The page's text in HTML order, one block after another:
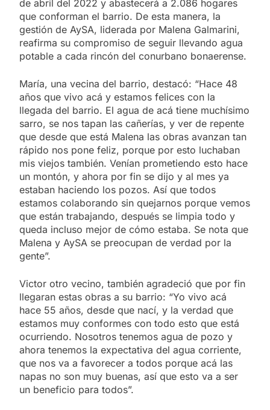
de abril del 2022 y abastecerá a 2.086 hogares
que conforman el barrio. De esta manera, la
gestión de AySA, liderada por Malena Galmarini,
reafirma su compromiso de seguir llevando agua
potable a cada rincón del conurbano bonaerense.
María, una vecina del barrio, destacó: “Hace 48
años que vivo acá y estamos felices con la
llegada del barrio. El agua de acá tiene muchísimo
sarro, se nos tapan las cañerías, y ver de repente
que desde que está Malena las obras avanzan tan
rápido nos pone feliz, porque por esto luchaban
mis viejos también. Venían prometiendo esto hace
un montón, y ahora por fin se dijo y al mes ya
estaban haciendo los pozos. Así que todos
estamos colaborando sin quejarnos porque vemos
que están trabajando, después se limpia todo y
queda incluso mejor de cómo estaba. Se nota que
Malena y AySA se preocupan de verdad por la
gente”.
Victor otro vecino, también agradeció que por fin
llegaran estas obras a su barrio: “Yo vivo acá
hace 55 años, desde que nací, y la verdad que
estamos muy conformes con todo esto que está
ocurriendo. Nosotros tenemos agua de pozo y
ahora tenemos la expectativa del agua corriente,
que nos va a favorecer a todos porque acá las
napas no son muy buenas, así que esto va a ser
un beneficio para todos”.